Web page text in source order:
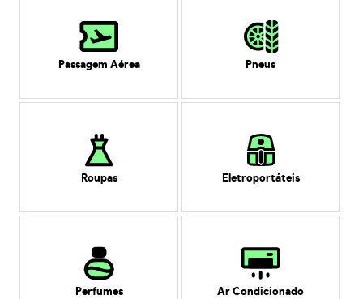
Passagem Aérea Pneus
Roupas Eletroportáteis
Perfumes Ar Condicionado